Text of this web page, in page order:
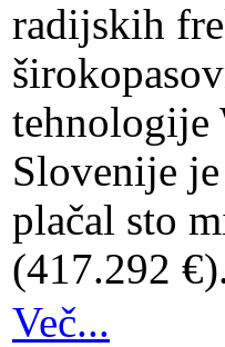
radijskih
tehnologije
Slovenije
plačal sto
(417.292
Več...